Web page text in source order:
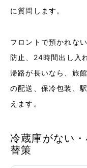
に質問します。
フロントで預かれな
防止、24時間出し入
帰路が長いなら、旅
の配送、保冷包装、
えます。
冷蔵庫がない
替策